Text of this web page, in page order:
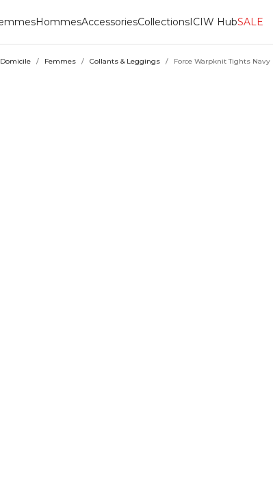
HommesAccessoriesCollectionsICIW HubSALE
Domicile / Femmes / Collants & Leggings / Force Warpknit Tights Navy